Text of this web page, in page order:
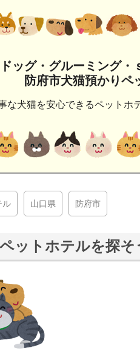
ドッグ・グルーミング・
防府市犬猫預かりペ
な犬猫を安心できるペットホ
ル 山口県 防府市
ットホテルを探そ